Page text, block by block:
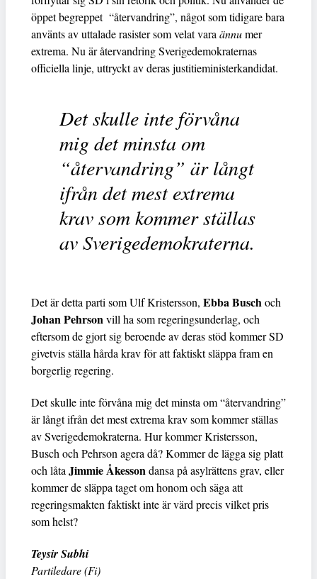
öppet begreppet “återvandring”, något som tidigare bara
använts av uttalade rasister som velat varaännumer
extrema. Nu är återvandring Sverigedemokraternas
officiella linje, uttryckt av deras justitieministerkandidat.
Det skulle inte förvåna
mig det minsta om
“återvandring” är långt
ifrån det mest extrema
krav som kommer ställas
av Sverigedemokraterna.
Det är detta parti som Ulf Kristersson, Ebba Buschoch
Johan Pehrsonvill ha som regeringsunderlag, och
eftersom de gjort sig beroende av deras stöd kommer SD
givetvis ställa hårda krav för att faktiskt släppa fram en
borgerlig regering.
Det skulle inte förvåna mig det minsta om “återvandring”
är långt ifrån det mest extrema krav som kommer ställas
av Sverigedemokraterna. Hur kommer Kristersson,
Busch och Pehrson agera då? Kommer de lägga sig platt
och låtaJimmie Åkessondansa på asylrättens grav, eller
kommer de släppa taget om honom och säga att
regeringsmakten faktiskt inte är värd precis vilket pris
som helst?
Teysir Subhi
Partiledare (Fi)